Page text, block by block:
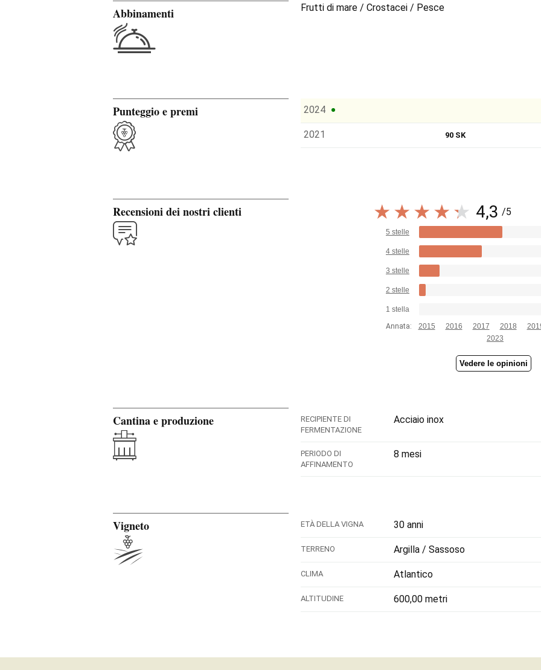
Abbinamenti Frutti di mare / Crostacei / Pesce
Punteggio e premi 2024
2021 90 SK
Recensioni dei nostri clienti 4,3 /5
5 stelle
4 stelle
3 stelle
2 stelle
1 stella
Annata:
2015 2016 2017 2018
2023
Vedere le opinioni
Cantina e produzione
RECIPIENTE DI
FERMENTAZIONE
Acciaio inox
PERIODO DI
AFFINAMENTO
8 mesi
Vigneto ETÀ DELLA VIGNA 30 anni
TERRENO Argilla / Sassoso
CLIMA Atlantico
ALTITUDINE 600,00 metri